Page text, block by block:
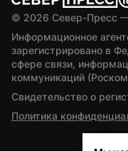
© 2026 Север-Пресс
Информационное
зарегистрировано в
сфере связи,
коммуникаций
Свидетельство о
Политика